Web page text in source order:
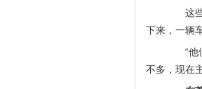
这些
下来，一辆
“他们
不多，现在